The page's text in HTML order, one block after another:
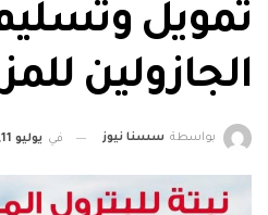
تمويل
الجازولين
بواسطة سسنا نيوز في يوليو 11, 2025